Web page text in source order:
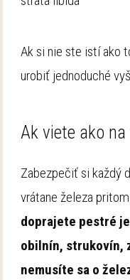
Ak si nie ste istí ako
urobiť jednoduché
Ak viete ako
Zabezpečiť si každý
vrátane železa
doprajete pestré
obilnín, strukovín,
nemusíte sa o